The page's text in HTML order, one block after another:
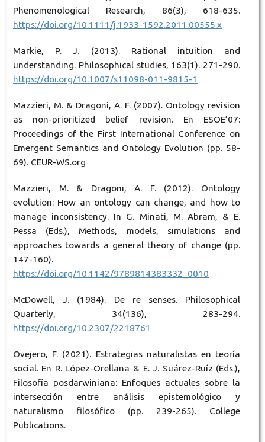
Phenomenological Research, 86(3), 618-635.
https://doi.org/10.1111/j.1933-1592.2011.00555.x
Markie, P. J. (2013). Rational intuition and
understanding. Philosophical studies, 163(1). 271-290.
https://doi.org/10.1007/s11098-011-9815-1
Mazzieri, M. & Dragoni, A. F. (2007). Ontology revision
as non-prioritized belief revision. En ESOE’07:
Proceedings of the First International Conference on
Emergent Semantics and Ontology Evolution (pp. 58-
69). CEUR-WS.org
Mazzieri, M. & Dragoni, A. F. (2012). Ontology
evolution: How an ontology can change, and how to
manage inconsistency. In G. Minati, M. Abram, & E.
Pessa (Eds.), Methods, models, simulations and
approaches towards a general theory of change (pp.
147-160).
https://doi.org/10.1142/9789814383332_0010
McDowell, J. (1984). De re senses. Philosophical
Quarterly, 34(136), 283-294.
https://doi.org/10.2307/2218761
Ovejero, F. (2021). Estrategias naturalistas en teoría
social. En R. López-Orellana & E. J. Suárez-Ruíz (Eds.),
Filosofía posdarwiniana: Enfoques actuales sobre la
intersección entre análisis epistemológico y
naturalismo filosófico (pp. 239-265). College
Publications.